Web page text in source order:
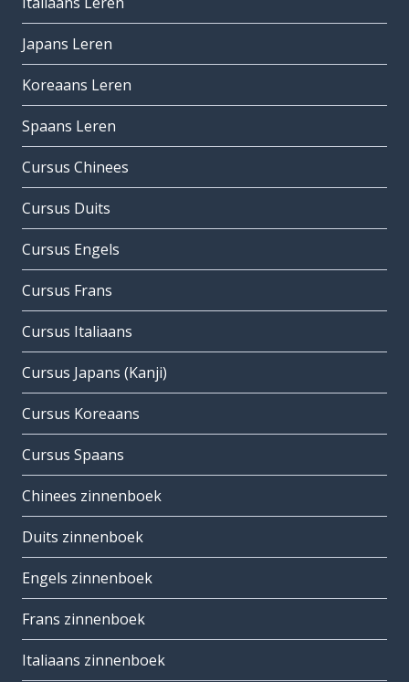
Japans Leren
Koreaans Leren
Spaans Leren
Cursus Chinees
Cursus Duits
Cursus Engels
Cursus Frans
Cursus Italiaans
Cursus Japans (Kanji)
Cursus Koreaans
Cursus Spaans
Chinees zinnenboek
Duits zinnenboek
Engels zinnenboek
Frans zinnenboek
Italiaans zinnenboek